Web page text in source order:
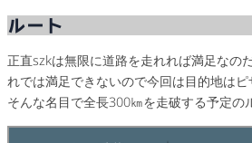
ルート
正直szkは無限に道路を走れれば満足なの
れでは満足できないので今回は目的地はピ
そんな名目で全長300㎞を走破する予定の